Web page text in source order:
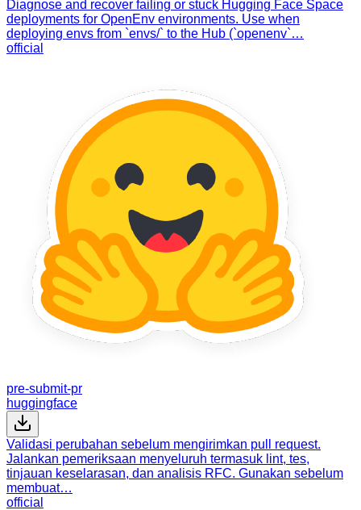
Diagnose and recover failing or stuck Hugging Face Space
deployments for OpenEnv environments. Use when
deploying envs from `envs/` to the Hub (`openenv`…
official
pre-submit-pr
huggingface
Validasi perubahan sebelum mengirimkan pull request.
Jalankan pemeriksaan menyeluruh termasuk lint, tes,
tinjauan keselarasan, dan analisis RFC. Gunakan sebelum
membuat…
official